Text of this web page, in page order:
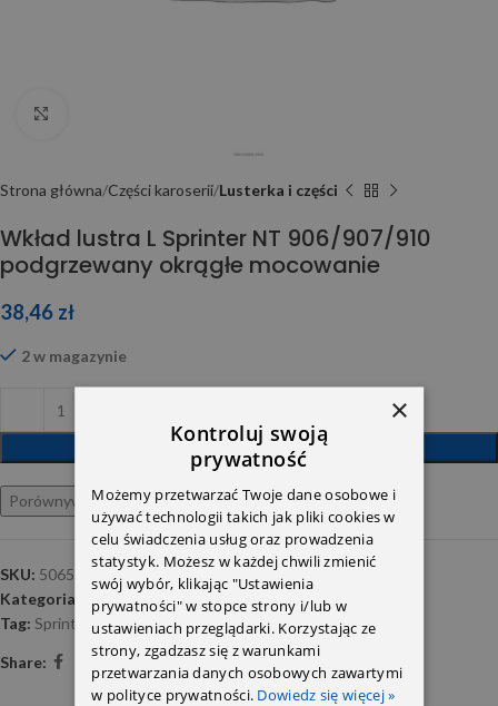
Strona główna Części karoserii Lusterka i części
Wkład lustra L Sprinter NT 906/907/910
podgrzewany okrągłe mocowanie
38,46 zł
2 w magazynie
DODAJ DO KOSZYKA
Porównywarka Ulubione
SKU: 5065549E
Kategoria:
Lusterka i części
Tag: Sprinter-W907
Share:
×
Kontroluj swoją
prywatność
Możemy przetwarzać Twoje dane osobowe i
używać technologii takich jak pliki cookies w
celu świadczenia usług oraz prowadzenia
statystyk. Możesz w każdej chwili zmienić
swój wybór, klikając "Ustawienia
prywatności" w stopce strony i/lub w
ustawieniach przeglądarki. Korzystając ze
strony, zgadzasz się z warunkami
przetwarzania danych osobowych zawartymi
w polityce prywatności. Dowiedz się więcej »